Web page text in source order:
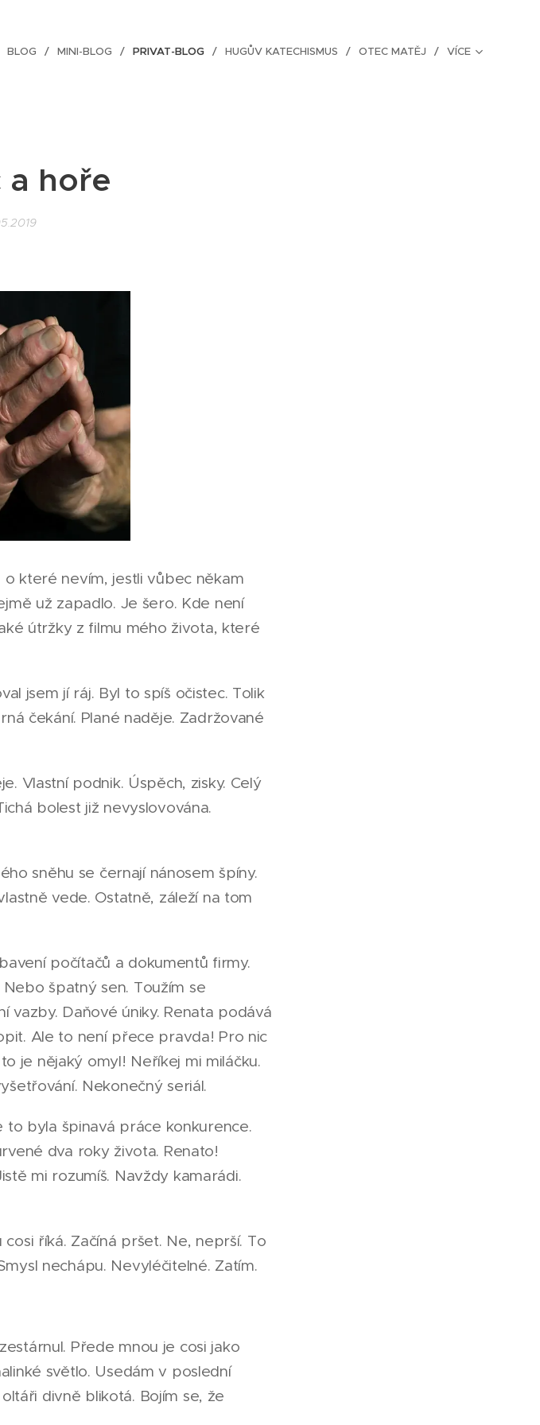
BLOG MINI-BLOG PRIVAT-BLOG HUGŮV KATECHISMUS OTEC MATĚJ VÍCE
a hoře
které nevím, jestli vůbec někam
už zapadlo. Je šero. Kde není
útržky z filmu mého života, které
jsem jí ráj. Byl to spíš očistec. Tolik
čekání. Plané naděje. Zadržované
Vlastní podnik. Úspěch, zisky. Celý
bolest již nevyslovována.
sněhu se černají nánosem špíny.
vede. Ostatně, záleží na tom
počítačů a dokumentů firmy.
špatný sen. Toužím se
vazby. Daňové úniky. Renata podává
Ale to není přece pravda! Pro nic
je nějaký omyl! Neříkej mi miláčku.
Nekonečný seriál.
to byla špinavá práce konkurence.
dva roky života. Renato!
mi rozumíš. Navždy kamarádi.
říká. Začíná pršet. Ne, neprší. To
nechápu. Nevyléčitelné. Zatím.
Přede mnou je cosi jako
světlo. Usedám v poslední
divně blikotá. Bojím se, že